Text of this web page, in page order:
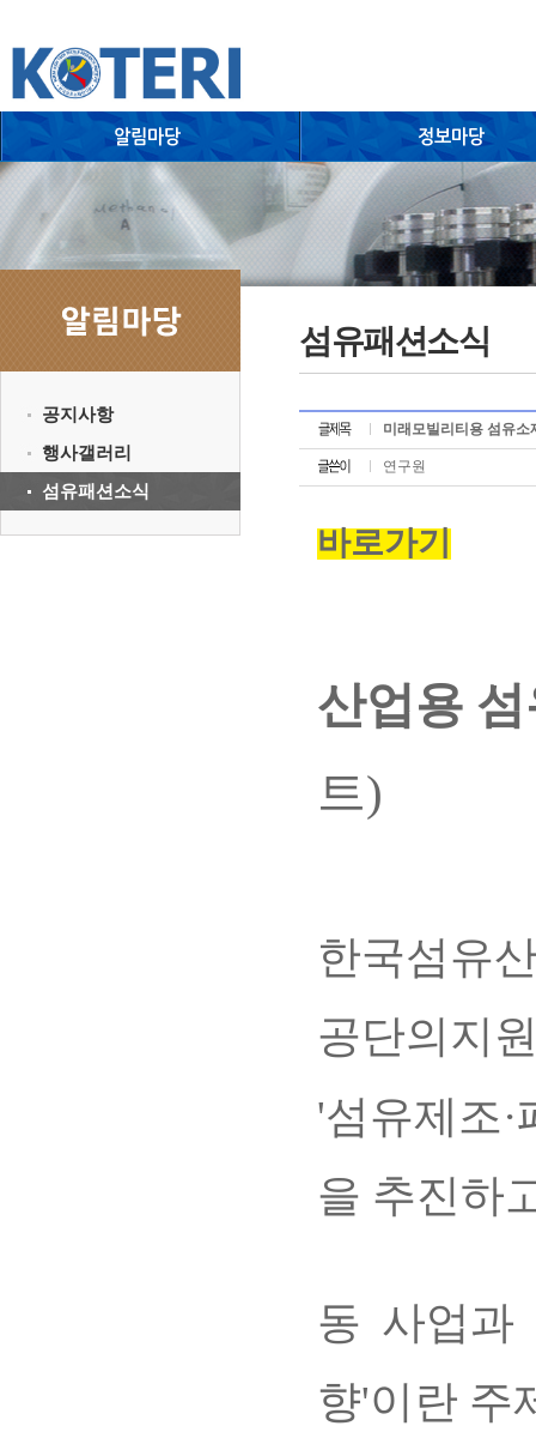
공지사항
행사갤러리
섬유패션소식
섬유패션소식
미래모빌리티용 섬유소
연구원
바로가기
산업용
트)
한국섬유
공단의지
'섬유제조
을 추진하
동 사업과
향'이란 주